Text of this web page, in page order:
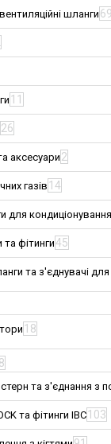
шланги69
11
26
аксесуари2
газів 14
для
та фітинги45
та з'єднувачі для
18
та з'єднання з
та фітинги IBC 103